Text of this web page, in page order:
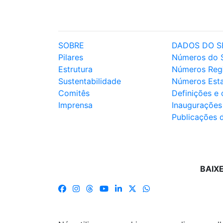
SOBRE
Pilares
Estrutura
Sustentabilidade
Comitês
Imprensa
DADOS DO
Números do
Números
Números
Definições e
Inaugurações
Publicações